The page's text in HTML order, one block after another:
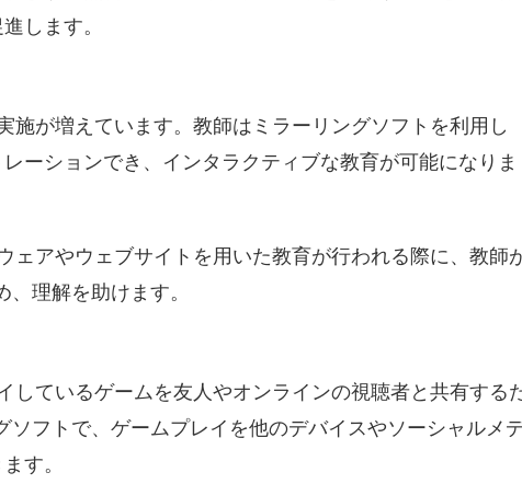
します。
が増えています。教師はミラーリングソフトを利用し
ーションでき、インタラクティブな教育が可能になりま
アやウェブサイトを用いた教育が行われる際に、教師
理解を助けます。
ているゲームを友人やオンラインの視聴者と共有する
フトで、ゲームプレイを他のデバイスやソーシャルメ
す。